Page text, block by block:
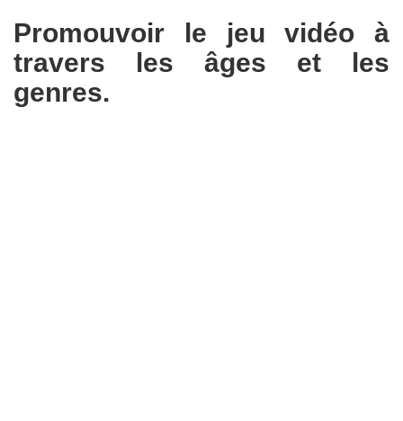
Promouvoir le jeu vidéo à
travers les âges et les
genres.